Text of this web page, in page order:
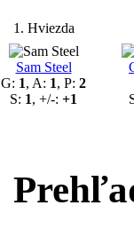
1. Hviezda
Sam Steel
G: 1, A: 1, P: 2
S: 1, +/-: +1